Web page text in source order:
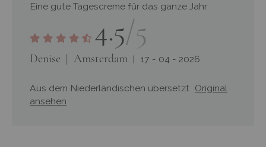
Eine gute Tagescreme für das ganze Jahr
4.5/5
Denise Amsterdam 17 - 04 - 2026
Aus dem Niederländischen übersetzt Original
ansehen